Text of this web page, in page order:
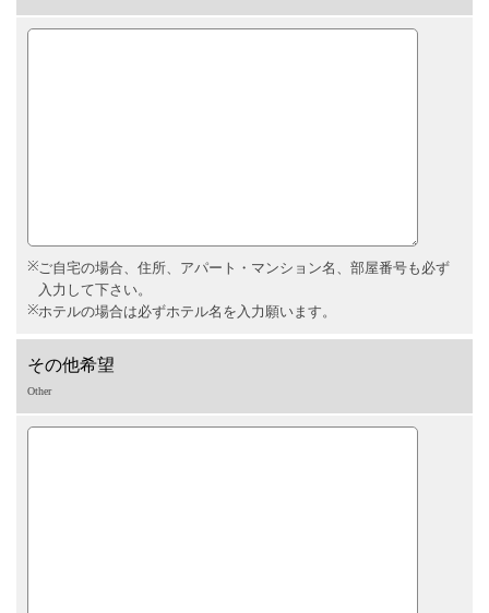
ご自宅の場合、住所、アパート・マンション名、部屋番号も必ず
入力して下さい。
ホテルの場合は必ずホテル名を入力願います。
その他希望
Other